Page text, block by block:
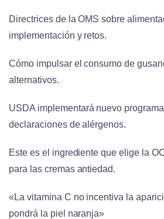
Directrices de la OMS sobre
implementación y retos.
Cómo impulsar el consumo de
alternativos.
USDA implementará nuevo
declaraciones de alérgenos.
Este es el ingrediente que elige la
para las cremas antiedad.
«La vitamina C no incentiva la
pondrá la piel naranja»